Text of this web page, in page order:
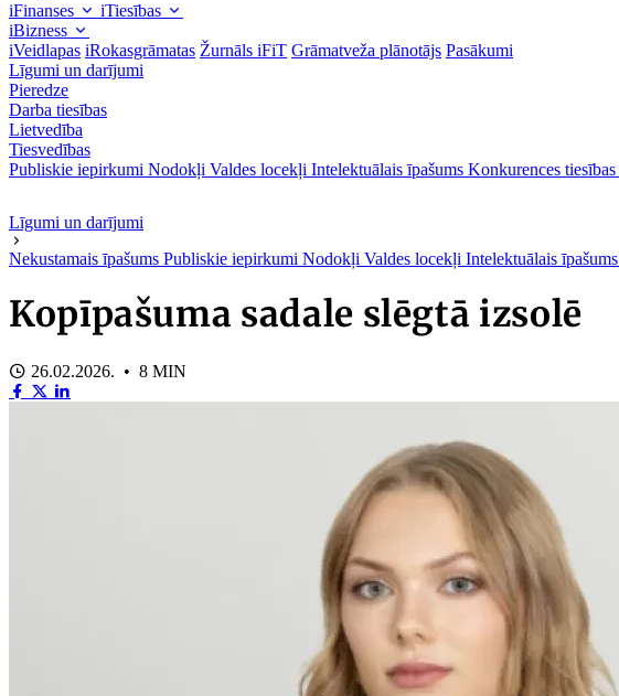
iFinanses
iTiesības
iBizness
iVeidlapas iRokasgrāmatas Žurnāls iFiT Grāmatveža plānotājs Pasākumi
Līgumi un darījumi
Pieredze
Darba tiesības
Lietvedība
Tiesvedības
Publiskie iepirkumi Nodokļi Valdes locekļi Intelektuālais īpašums Konkurences tiesības
Līgumi un darījumi
Nekustamais īpašums Publiskie iepirkumi Nodokļi Valdes locekļi Intelektuālais īpašums
Kopīpašuma sadale slēgtā izsolē
26.02.2026. • 8 MIN